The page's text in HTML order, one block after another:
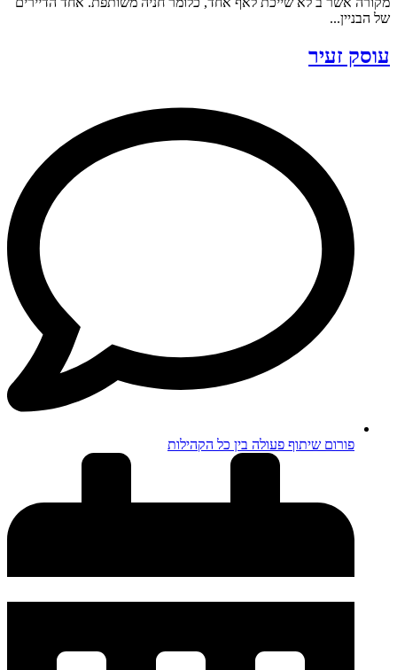
של הבניין...
עוסק זעיר
פורום שיתוף פעולה בין כל הקהילות